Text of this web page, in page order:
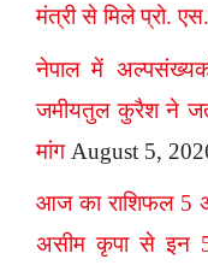
मंत्री से मिले प्रो.
नेपाल में
जमीयतुल कुरैश ने
मांग August 5,
आज का राशिफल 5
असीम कृपा से इन 5